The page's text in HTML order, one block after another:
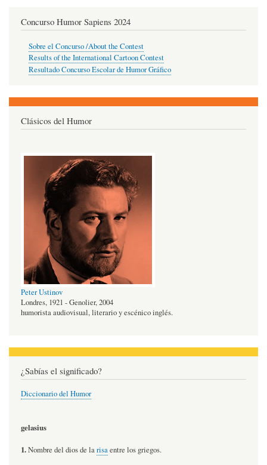
Concurso Humor Sapiens 2024
Sobre el Concurso /About the Contest
Results of the International Cartoon Contest
Resultado Concurso Escolar de Humor Gráfico
Clásicos del Humor
Peter Ustinov
Londres, 1921 - Genolier, 2004
humorista audiovisual, literario y escénico inglés.
¿Sabías el significado?
Diccionario del Humor
gelasius
1.Nombre del dios de larisaentre los griegos.